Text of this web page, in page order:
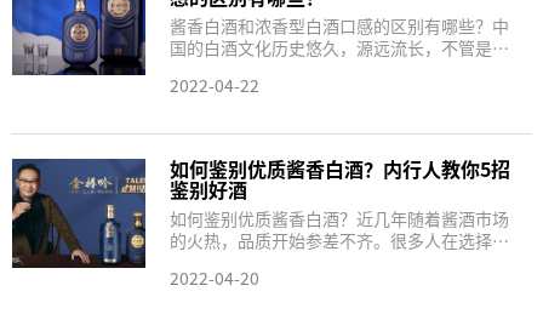
酱香白酒和浓香型白酒口感的区别有哪些？中
国的白酒文化历史悠久，源远流长，不管是在
的肯定是白酒。而白酒有很多种类和香型，目
们在白酒市场中占据了很大的比重。...
2022-04-22
如何鉴别优质酱香白酒？内行人教你5招
鉴别好酒
如何鉴别优质酱香白酒？近几年随着酱酒市场
的火热，品质开始参差不齐。很多人在选择一
法，全凭主观臆断。究其本质，是因为不够了
2022-04-20